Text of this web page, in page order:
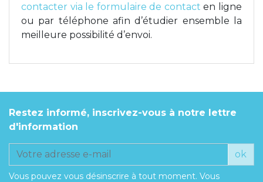
contacter via le formulaire de contact en ligne
ou par téléphone afin d’étudier ensemble la
meilleure possibilité d’envoi.
Restez informé, inscrivez-vous à notre lettre
d'information
ok
Vous pouvez vous désinscrire à tout moment. Vous